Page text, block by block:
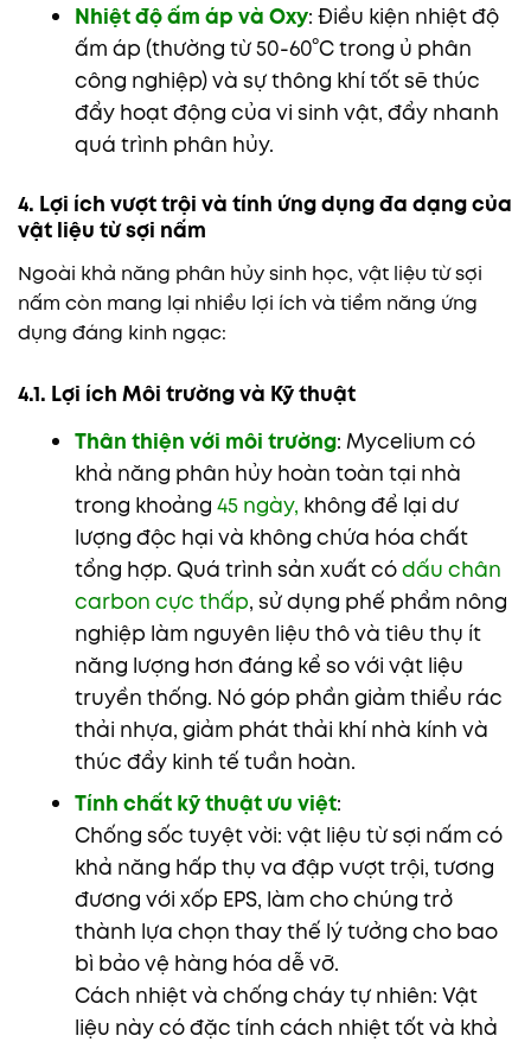
Nhiệt độ ấm áp và Oxy: Điều kiện nhiệt độ
ấm áp (thường từ 50-60°C trong ủ phân
công nghiệp) và sự thông khí tốt sẽ thúc
đẩy hoạt động của vi sinh vật, đẩy nhanh
quá trình phân hủy.
4. Lợi ích vượt trội và tính ứng dụng đa dạng của
vật liệu từ sợi nấm
Ngoài khả năng phân hủy sinh học, vật liệu từ sợi
nấm còn mang lại nhiều lợi ích và tiềm năng ứng
dụng đáng kinh ngạc:
4.1. Lợi ích Môi trường và Kỹ thuật
Thân thiện với môi trường: Mycelium có
khả năng phân hủy hoàn toàn tại nhà
trong khoảng 45 ngày, không để lại dư
lượng độc hại và không chứa hóa chất
tổng hợp. Quá trình sản xuất códấu chân
carbon cực thấp, sử dụng phế phẩm nông
nghiệp làm nguyên liệu thô và tiêu thụ ít
năng lượng hơn đáng kể so với vật liệu
truyền thống. Nó góp phần giảm thiểu rác
thải nhựa, giảm phát thải khí nhà kính và
thúc đẩy kinh tế tuần hoàn.
Tính chất kỹ thuật ưu việt:
Chống sốc tuyệt vời: vật liệu từ sợi nấm có
khả năng hấp thụ va đập vượt trội, tương
đương với xốp EPS, làm cho chúng trở
thành lựa chọn thay thế lý tưởng cho bao
bì bảo vệ hàng hóa dễ vỡ.
Cách nhiệt và chống cháy tự nhiên: Vật
liệu này có đặc tính cách nhiệt tốt và khả